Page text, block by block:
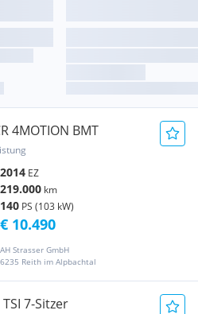
4MOTION BMT
2014 EZ
219.000 km
140 PS (103 kW)
AH Strasser GmbH
6235 Reith im Alpbachtal
€ 10.490
7-Sitzer